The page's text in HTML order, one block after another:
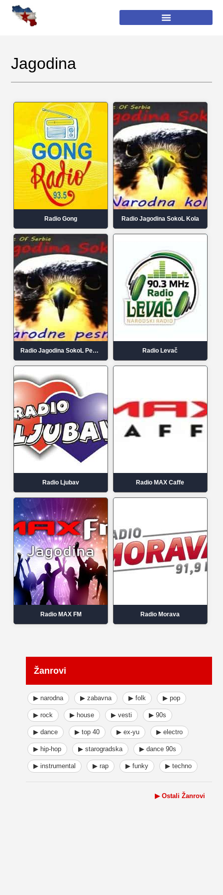
Jagodina
Radio Gong Radio Jagodina SokoL Kola
Radio Jagodina SokoL Pesme Radio Levač
Radio Ljubav Radio MAX Caffe
Radio MAX FM Radio Morava
Žanrovi
▶ narodna ▶ zabavna ▶ folk ▶ pop
▶ rock ▶ house ▶ vesti ▶ 90s
▶ dance ▶ top 40 ▶ ex-yu ▶ electro
▶ hip-hop ▶ starogradska ▶ dance 90s
▶ instrumental ▶ rap ▶ funky ▶ techno
▶ Ostali Žanrovi